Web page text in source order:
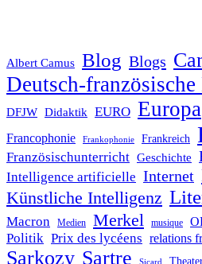
Albert Camus Blog Blogs
Deutsch-französische
DFJW Didaktik EURO Europa
Francophonie Frankophonie Frankreich
Französischunterricht Geschichte
Intelligence artificielle Internet
Künstliche Intelligenz
Macron Medien Merkel musique
Politik Prix des lycéens relations
Sarkozy Sartre Sicard